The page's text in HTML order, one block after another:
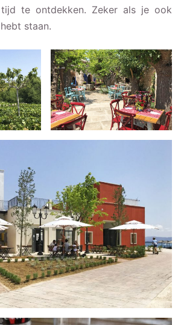
te ontdekken. Zeker als je ook
staan.